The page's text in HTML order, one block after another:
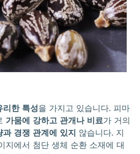
리한 특성을 가지고 있습니다. 피마
가뭄에 강하고 관개나 비료가 거의
과 경쟁 관계에 있지 않습니다. 지
지에서 첨단 생체 순환 소재에 대